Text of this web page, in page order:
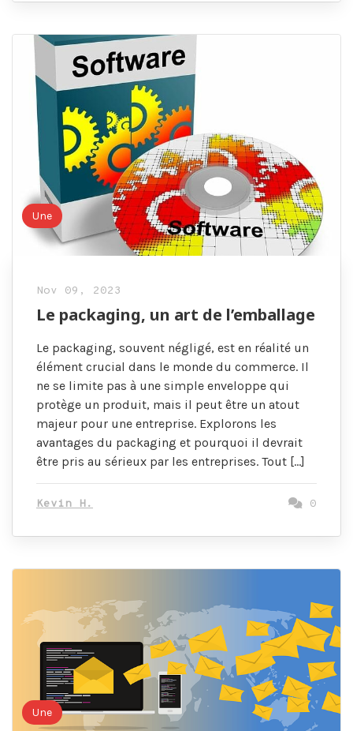
Une
Nov 09, 2023
Le packaging, un art de l’emballage
Le packaging, souvent négligé, est en réalité un
élément crucial dans le monde du commerce. Il
ne se limite pas à une simple enveloppe qui
protège un produit, mais il peut être un atout
majeur pour une entreprise. Explorons les
avantages du packaging et pourquoi il devrait
être pris au sérieux par les entreprises. Tout […]
Kevin H. 0
Une